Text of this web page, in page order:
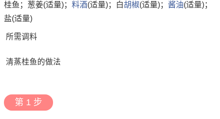
桂鱼；葱姜(适量)； 料酒(适量)；白胡椒(适量)； 酱油(适量)；
盐(适量)
所需调料
清蒸桂鱼的做法
第 1 步